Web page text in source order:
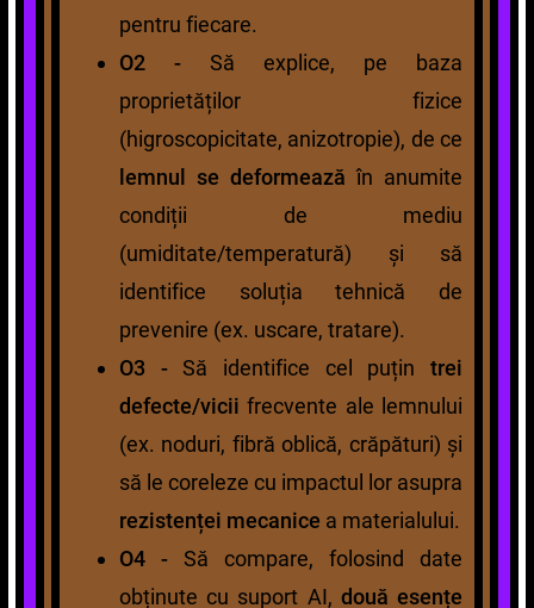
pentru fiecare.
O2 - Să explice, pe baza
proprietăților fizice
(higroscopicitate, anizotropie), de ce
lemnul se deformează în anumite
condiții de mediu
(umiditate/temperatură) și să
identifice soluția tehnică de
prevenire (ex. uscare, tratare).
O3 -Să identifice cel puțintrei
defecte/vicii frecvente ale lemnului
(ex. noduri, fibră oblică, crăpături) și
să le coreleze cu impactul lor asupra
rezistenței mecanice a materialului.
O4 - Să compare, folosind date
obținute cu suport AI, două esențe